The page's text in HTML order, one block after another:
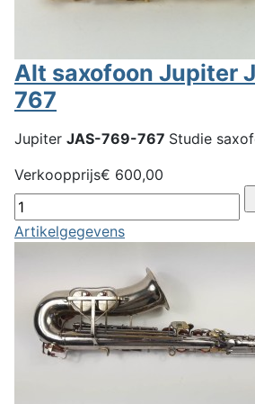
Alt saxofoon Jupiter
767
Jupiter JAS-769-767 Studie
Verkoopprijs€ 600,00
Artikelgegevens